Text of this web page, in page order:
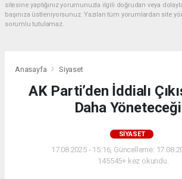
sitesine yaptığınız yorumunuzla ilgili doğrudan veya
başınıza üstleniyorsunuz. Yazılan tüm yorumlardan site
sorumlu tutulamaz.
Anasayfa Siyaset
AK Parti’den İddialı
Daha
SIYASET
17.08.2025 - 15:16, Güncelleme:
145545+ kez okundu.